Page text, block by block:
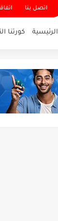
اتصل بنا
الرئيسية كورتنا